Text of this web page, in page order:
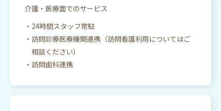
介護・医療面でのサービス
24時間スタッフ常駐
訪問診療医療機関連携（訪問看護利用についてはご
相談ください）
訪問歯科連携